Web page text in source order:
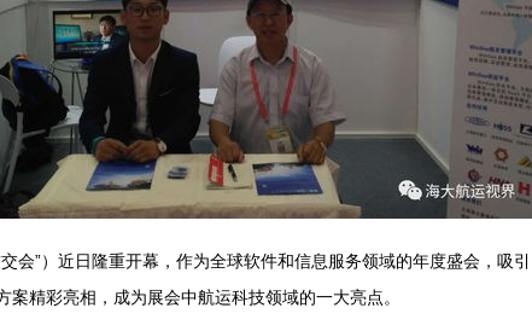
会”）近日隆重开幕，作为全球软件和信息服务领域的年度盛会，吸
精彩亮相，成为展会中航运科技领域的一大亮点。